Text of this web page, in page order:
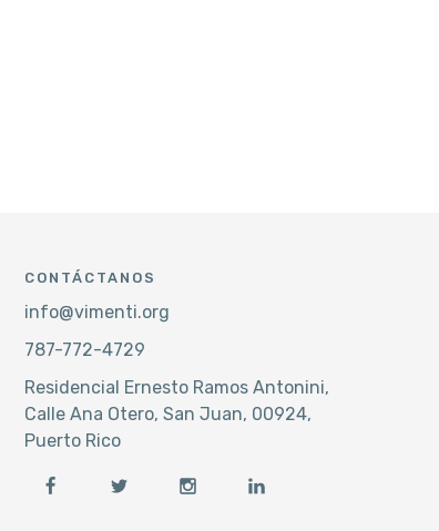
CONTÁCTANOS
info@vimenti.org
787-772-4729
Residencial Ernesto Ramos Antonini,
Calle Ana Otero, San Juan, 00924,
Puerto Rico